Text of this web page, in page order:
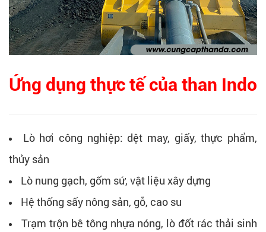
Ứng dụng thực tế của than Indo
Lò hơi công nghiệp: dệt may, giấy, thực phẩm,
thủy sản
Lò nung gạch, gốm sứ, vật liệu xây dựng
Hệ thống sấy nông sản, gỗ, cao su
Trạm trộn bê tông nhựa nóng, lò đốt rác thải sinh